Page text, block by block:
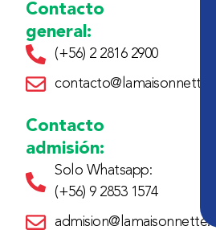
Contacto
general:
(+56) 2 2816 2900
contacto@lamaisonnette.cl
Contacto
admisión:
Solo Whatsapp:
(+56) 9 2853 1574
admision@lamaisonnette.cl